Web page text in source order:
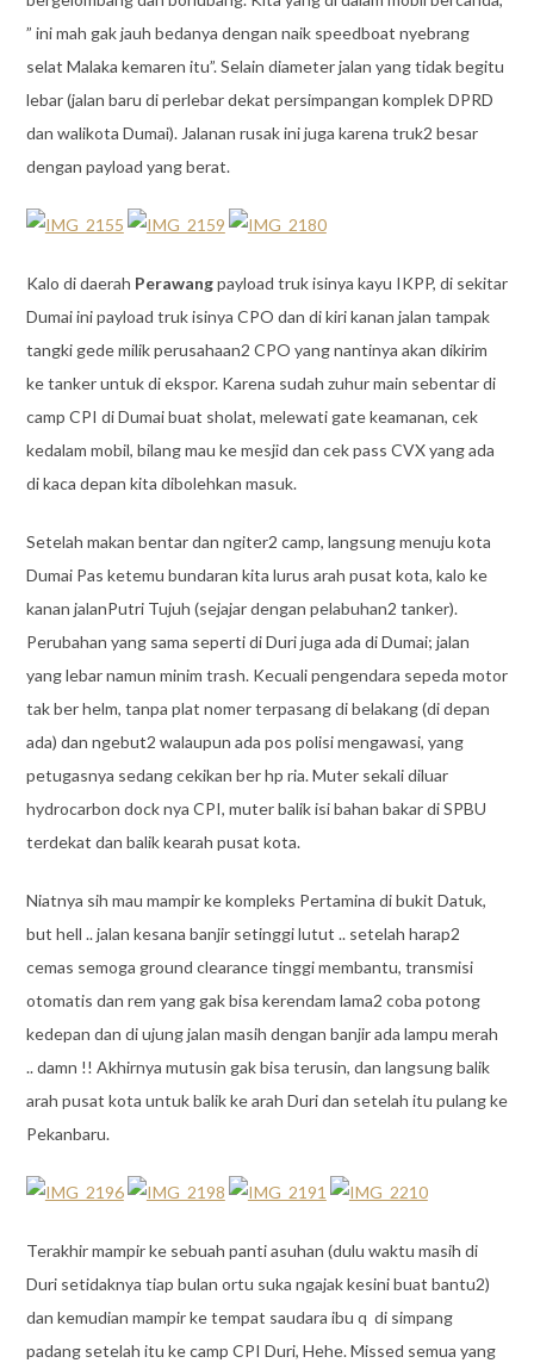
” ini mah gak jauh bedanya dengan naik speedboat nyebrang
selat Malaka kemaren itu”. Selain diameter jalan yang tidak begitu
lebar (jalan baru di perlebar dekat persimpangan komplek DPRD
dan walikota Dumai). Jalanan rusak ini juga karena truk2 besar
dengan payload yang berat.
Kalo di daerah Perawangpayload truk isinya kayu IKPP, di sekitar
Dumai ini payload truk isinya CPO dan di kiri kanan jalan tampak
tangki gede milik perusahaan2 CPO yang nantinya akan dikirim
ke tanker untuk di ekspor. Karena sudah zuhur main sebentar di
camp CPI di Dumai buat sholat, melewati gate keamanan, cek
kedalam mobil, bilang mau ke mesjid dan cek pass CVX yang ada
di kaca depan kita dibolehkan masuk.
Setelah makan bentar dan ngiter2 camp, langsung menuju kota
Dumai Pas ketemu bundaran kita lurus arah pusat kota, kalo ke
kanan jalanPutri Tujuh (sejajar dengan pelabuhan2 tanker).
Perubahan yang sama seperti di Duri juga ada di Dumai; jalan
yang lebar namun minim trash. Kecuali pengendara sepeda motor
tak ber helm, tanpa plat nomer terpasang di belakang (di depan
ada) dan ngebut2 walaupun ada pos polisi mengawasi, yang
petugasnya sedang cekikan ber hp ria. Muter sekali diluar
hydrocarbon dock nya CPI, muter balik isi bahan bakar di SPBU
terdekat dan balik kearah pusat kota.
Niatnya sih mau mampir ke kompleks Pertamina di bukit Datuk,
but hell .. jalan kesana banjir setinggi lutut .. setelah harap2
cemas semoga ground clearance tinggi membantu, transmisi
otomatis dan rem yang gak bisa kerendam lama2 coba potong
kedepan dan di ujung jalan masih dengan banjir ada lampu merah
.. damn !! Akhirnya mutusin gak bisa terusin, dan langsung balik
arah pusat kota untuk balik ke arah Duri dan setelah itu pulang ke
Pekanbaru.
Terakhir mampir ke sebuah panti asuhan (dulu waktu masih di
Duri setidaknya tiap bulan ortu suka ngajak kesini buat bantu2)
dan kemudian mampir ke tempat saudara ibu q di simpang
padang setelah itu ke camp CPI Duri, Hehe. Missed semua yang